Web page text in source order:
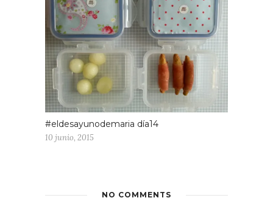
#eldesayunodemaria día14
10 junio, 2015
NO COMMENTS